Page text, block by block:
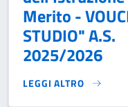
Merito -
STUDIO" A.S.
2025/2026
LEGGI ALTRO
BORSE DI STUDIO